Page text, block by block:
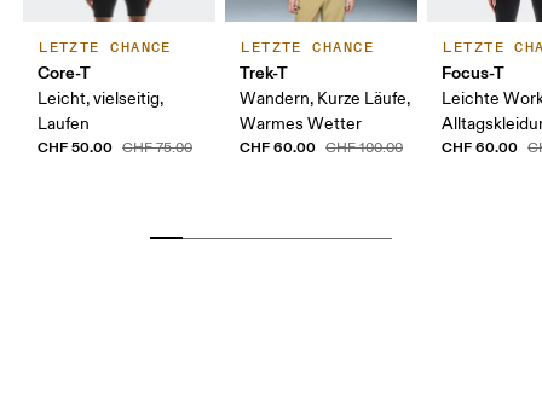
LETZTE CHANCE
Core-T
Leicht, vielseitig,
Laufen
CHF 50.00 CHF 75.00
LETZTE CHANCE
Trek-T
Wandern, Kurze Läufe,
Warmes Wetter
CHF 60.00 CHF 100.00
LETZTE
Focus-T
Leichte
CHF 60.00